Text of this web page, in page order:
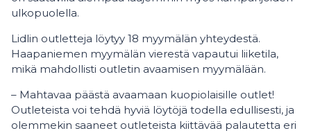
ulkopuolella.
Lidlin outletteja löytyy 18 myymälän yhteydestä.
Haapaniemen myymälän vierestä vapautui liiketila,
mikä mahdollisti outletin avaamisen myymälään.
– Mahtavaa päästä avaamaan kuopiolaisille outlet!
Outleteista voi tehdä hyviä löytöjä todella edullisesti, ja
olemmekin saaneet outleteista kiittävää palautetta eri